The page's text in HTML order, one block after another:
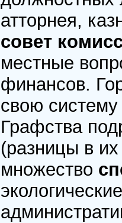
атторнея,
совет
местные
финансов.
свою
Графства
(разницы в
множество